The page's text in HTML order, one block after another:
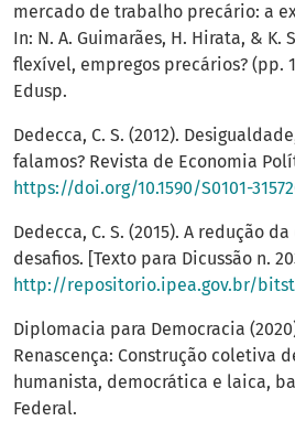
mercado de trabalho precário: a
In: N. A. Guimarães, H. Hirata, & K.
flexível, empregos precários? (pp.
Edusp.
Dedecca, C. S. (2012).
falamos? Revista de Economia
https://doi.org/10.1590/S0101-
Dedecca, C. S. (2015). A redução
desafios. [Texto para Dicussão n.
http://repositorio.ipea.gov.br/bitstream/
Diplomacia para Democracia
Renascença: Construção coletiva
humanista, democrática e laica,
Federal.